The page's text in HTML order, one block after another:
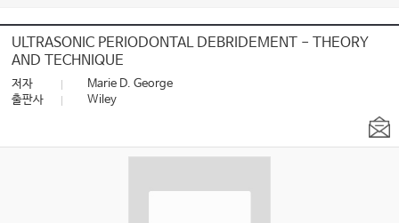
ULTRASONIC PERIODONTAL DEBRIDEMENT - THEORY
AND TECHNIQUE
저자
Marie D. George
출판사
Wiley